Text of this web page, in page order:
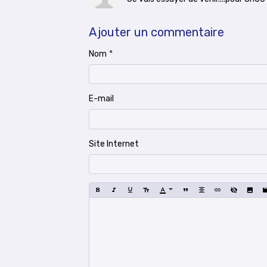
Ajouter un commentaire
Nom
E-mail
Site Internet